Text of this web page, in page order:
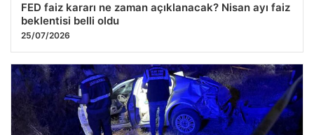
FED faiz kararı ne zaman açıklanacak? Nisan ayı faiz
beklentisi belli oldu
25/07/2026